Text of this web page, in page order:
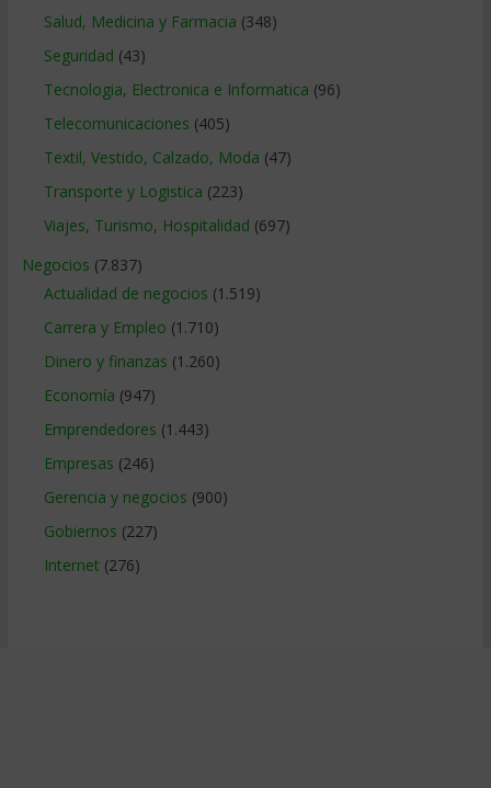
Salud, Medicina y Farmacia (348)
Seguridad (43)
Tecnologia, Electronica e Informatica (96)
Telecomunicaciones (405)
Textil, Vestido, Calzado, Moda (47)
Transporte y Logistica (223)
Viajes, Turismo, Hospitalidad (697)
Negocios (7.837)
Actualidad de negocios (1.519)
Carrera y Empleo (1.710)
Dinero y finanzas (1.260)
Economía (947)
Emprendedores (1.443)
Empresas (246)
Gerencia y negocios (900)
Gobiernos (227)
Internet (276)